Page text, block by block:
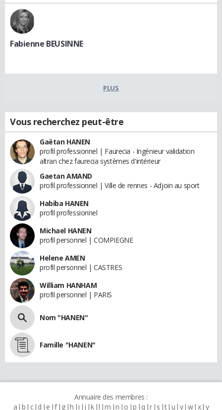
Fabienne BEUSINNE
PLUS
Vous recherchez peut-être
Gaëtan HANEN
profil professionnel | Faurecia - Ingénieur validation
altran chez faurecia systèmes d'intérieur
Gaetan AMAND
profil professionnel | Ville de rennes - Adjoin au sport
Habiba HANEN
profil professionnel
Michael HANEN
profil personnel | COMPIEGNE
Helene AMEN
profil personnel | CASTRES
William HANHAM
profil personnel | PARIS
Nom "HANEN"
Famille "HANEN"
Annuaire des membres :
a b c d e f g h i j k l m n o p q r s t u v w x y